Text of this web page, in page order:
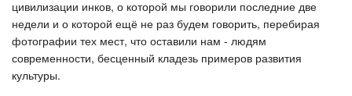
цивилизации инков, о которой мы говорили последние две
недели и о которой ещё не раз будем говорить, перебирая
фотографии тех мест, что оставили нам - людям
современности, бесценный кладезь примеров развития
культуры.